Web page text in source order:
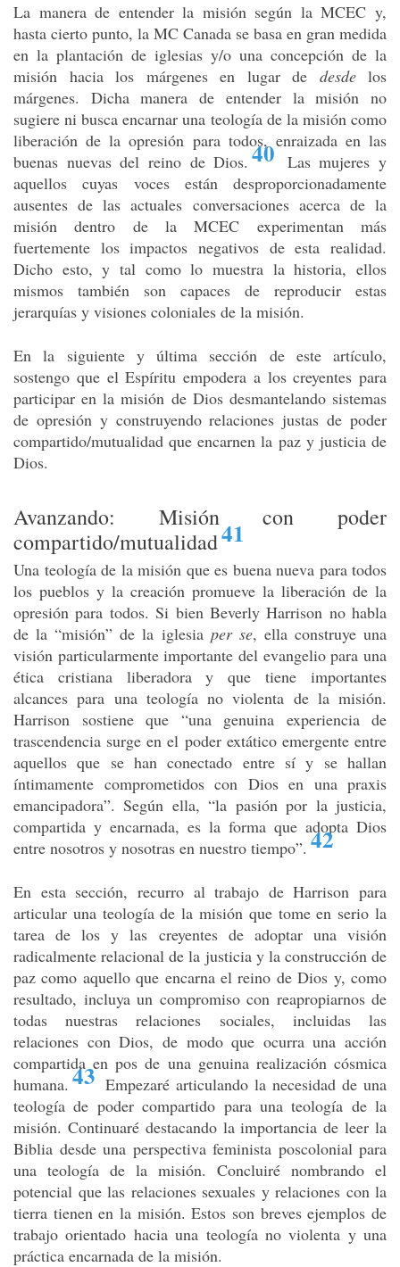
La manera de entender la misión según la MCEC y,
hasta cierto punto, la MC Canada se basa en gran medida
en la plantación de iglesias y/o una concepción de la
misión hacia los márgenes en lugar de desde los
márgenes. Dicha manera de entender la misión no
sugiere ni busca encarnar una teología de la misión como
liberación de la opresión para todos, enraizada en las
buenas nuevas del reino de Dios. 40
Las mujeres y
aquellos cuyas voces están desproporcionadamente
ausentes de las actuales conversaciones acerca de la
misión dentro de la MCEC experimentan más
fuertemente los impactos negativos de esta realidad.
Dicho esto, y tal como lo muestra la historia, ellos
mismos también son capaces de reproducir estas
jerarquías y visiones coloniales de la misión.
En la siguiente y última sección de este artículo,
sostengo que el Espíritu empodera a los creyentes para
participar en la misión de Dios desmantelando sistemas
de opresión y construyendo relaciones justas de poder
compartido/mutualidad que encarnen la paz y justicia de
Dios.
Avanzando: Misión con poder
compartido/mutualidad41
Una teología de la misión que es buena nueva para todos
los pueblos y la creación promueve la liberación de la
opresión para todos. Si bien Beverly Harrison no habla
de la “misión” de la iglesia per se, ella construye una
visión particularmente importante del evangelio para una
ética cristiana liberadora y que tiene importantes
alcances para una teología no violenta de la misión.
Harrison sostiene que “una genuina experiencia de
trascendencia surge en el poder extático emergente entre
aquellos que se han conectado entre sí y se hallan
íntimamente comprometidos con Dios en una praxis
emancipadora”. Según ella, “la pasión por la justicia,
compartida y encarnada, es la forma que adopta Dios
entre nosotros y nosotras en nuestro tiempo”. 42
En esta sección, recurro al trabajo de Harrison para
articular una teología de la misión que tome en serio la
tarea de los y las creyentes de adoptar una visión
radicalmente relacional de la justicia y la construcción de
paz como aquello que encarna el reino de Dios y, como
resultado, incluya un compromiso con reapropiarnos de
todas nuestras relaciones sociales, incluidas las
relaciones con Dios, de modo que ocurra una acción
compartida en pos de una genuina realización cósmica
humana. 43 Empezaré articulando la necesidad de una
teología de poder compartido para una teología de la
misión. Continuaré destacando la importancia de leer la
Biblia desde una perspectiva feminista poscolonial para
una teología de la misión. Concluiré nombrando el
potencial que las relaciones sexuales y relaciones con la
tierra tienen en la misión. Estos son breves ejemplos de
trabajo orientado hacia una teología no violenta y una
práctica encarnada de la misión.